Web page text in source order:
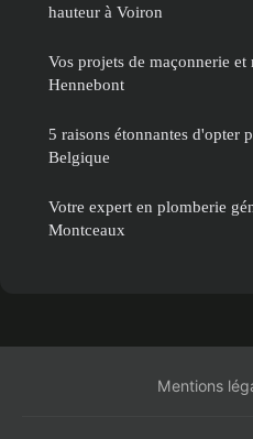
hauteur à Voiron
Vos projets de maçonnerie
Hennebont
5 raisons étonnantes d'opter
Belgique
Votre expert en plomberie
Montceaux
Mentions